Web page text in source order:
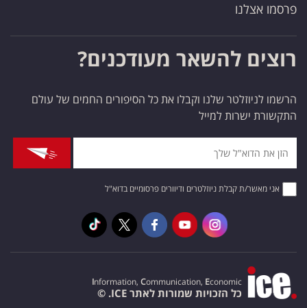
פרסמו אצלנו
רוצים להשאר מעודכנים?
הרשמו לניוזלטר שלנו וקבלו את כל הסיפורים החמים של עולם
התקשורת ישרות למייל
אני מאשר/ת קבלת ניוזלטרים ודיוורים פרסומיים בדוא"ל
Information, Communication, Economic
כל הזכויות שמורות לאתר ICE. ©